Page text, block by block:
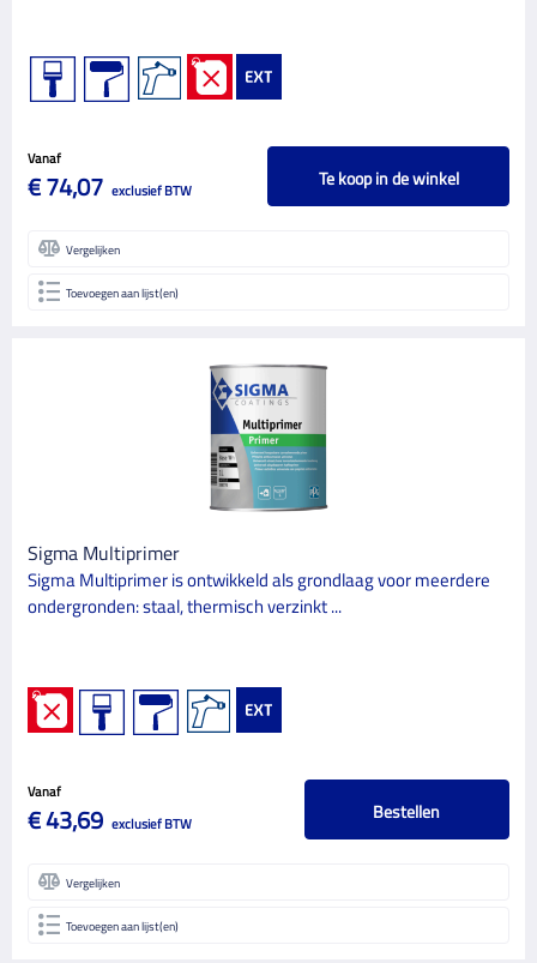
Vanaf
€ 74,07 exclusief BTW Te koop in de winkel
Vergelijken
Toevoegen aan lijst(en)
Sigma Multiprimer
Sigma Multiprimer is ontwikkeld als grondlaag voor meerdere
ondergronden: staal, thermisch verzinkt ...
Vanaf
€ 43,69 exclusief BTW Bestellen
Vergelijken
Toevoegen aan lijst(en)